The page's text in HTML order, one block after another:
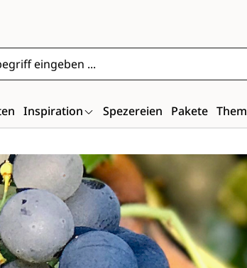
Inspiration Spezereien Pakete